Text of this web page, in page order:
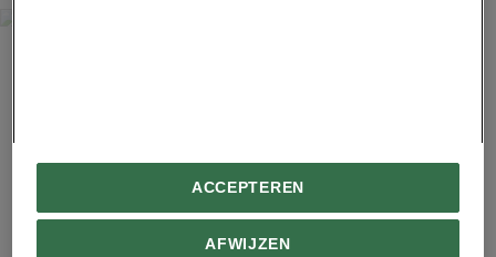
Advertentie - Lees hieronder verder
AFWIJZEN
ACCEPTEREN